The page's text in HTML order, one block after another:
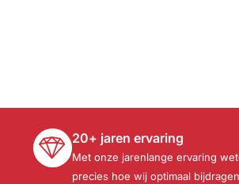
20+ jaren ervaring
Met onze jarenlange ervaring
precies hoe wij optimaal